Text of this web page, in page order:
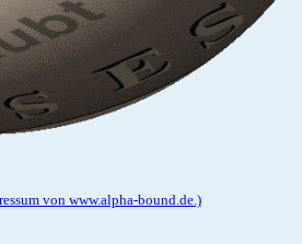
von www.alpha-bound.de.)